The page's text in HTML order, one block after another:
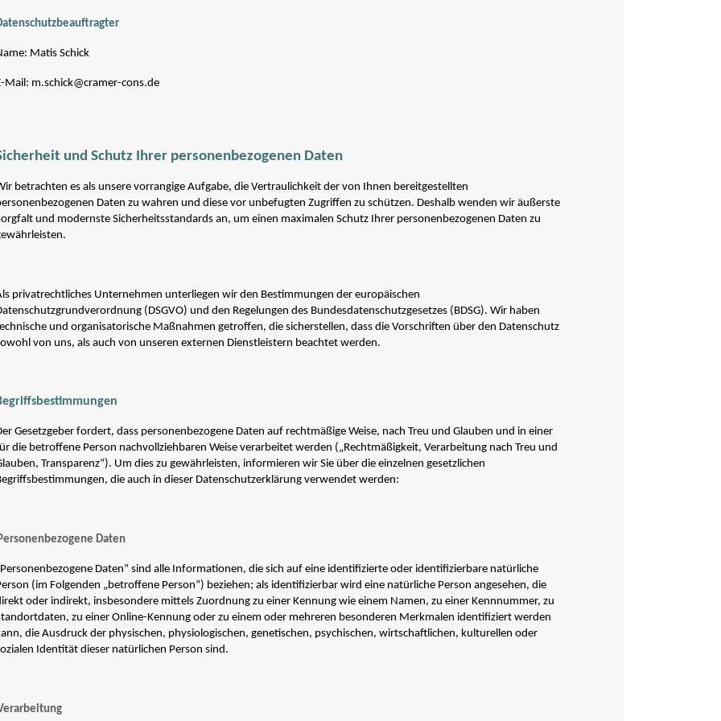
Matis Schick
Mail: m.schick@cramer-cons.de
und Schutz Ihrer personenbezogenen Daten
betrachten es als unsere vorrangige Aufgabe, die Vertraulichkeit der von Ihnen bereitgestellten
Daten zu wahren und diese vor unbefugten Zugriffen zu schützen. Deshalb wenden wir äußerste
und modernste Sicherheitsstandards an, um einen maximalen Schutz Ihrer personenbezogenen Daten zu
privatrechtliches Unternehmen unterliegen wir den Bestimmungen der europäischen
(DSGVO) und den Regelungen des Bundesdatenschutzgesetzes (BDSG). Wir haben
und organisatorische Maßnahmen getroffen, die sicherstellen, dass die Vorschriften über den Datenschutz
von uns, als auch von unseren externen Dienstleistern beachtet werden.
Gesetzgeber fordert, dass personenbezogene Daten auf rechtmäßige Weise, nach Treu und Glauben und in einer
die betroffene Person nachvollziehbaren Weise verarbeitet werden („Rechtmäßigkeit, Verarbeitung nach Treu und
Transparenz“). Um dies zu gewährleisten, informieren wir Sie über die einzelnen gesetzlichen
die auch in dieser Datenschutzerklärung verwendet werden:
Daten
Daten“ sind alle Informationen, die sich auf eine identifizierte oder identifizierbare natürliche
(im Folgenden „betroffene Person“) beziehen; als identifizierbar wird eine natürliche Person angesehen, die
oder indirekt, insbesondere mittels Zuordnung zu einer Kennung wie einem Namen, zu einer Kennnummer, zu
zu einer Online-Kennung oder zu einem oder mehreren besonderen Merkmalen identifiziert werden
die Ausdruck der physischen, physiologischen, genetischen, psychischen, wirtschaftlichen, kulturellen oder
Identität dieser natürlichen Person sind.